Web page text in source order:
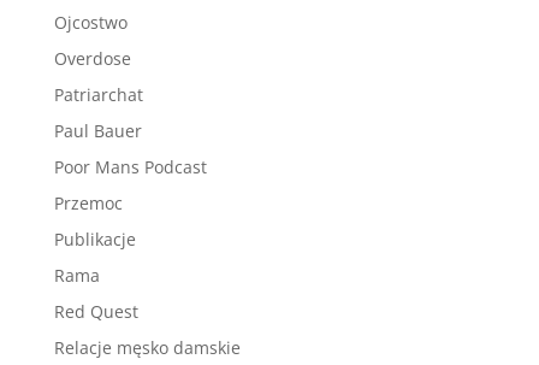
Ojcostwo
Overdose
Patriarchat
Paul Bauer
Poor Mans Podcast
Przemoc
Publikacje
Rama
Red Quest
Relacje męsko damskie